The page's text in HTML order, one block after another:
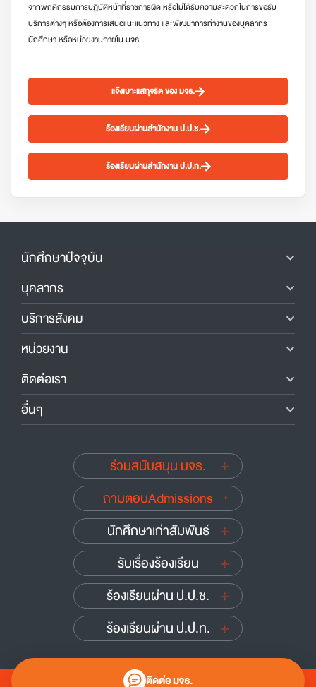
จากพฤติกรรมการปฏิบัติหน้าที่ราชการผิด หรือไม่ได้รับความสะดวกในการขอรับ
บริการต่างๆ หรือต้องการเสนอแนะแนวทาง และพัฒนาการทำงานของบุคลากร
นักศึกษา หรือหน่วยงานภายใน มจธ.
แจ้งเบาะแสทุจริต ของ มจธ.
ร้องเรียนผ่านสำนักงาน ป.ป.ช.
ร้องเรียนผ่านสำนักงาน ป.ป.ท.
ติดต่อ มจธ.
นักศึกษาปัจจุบัน
บุคลากร
บริการสังคม
หน่วยงาน
ติดต่อเรา
อื่นๆ
ร่วมสนับสนุน มจธ.
ถามตอบAdmissions
นักศึกษาเก่าสัมพันธ์
รับเรื่องร้องเรียน
ร้องเรียนผ่าน ป.ป.ช.
ร้องเรียนผ่าน ป.ป.ท.